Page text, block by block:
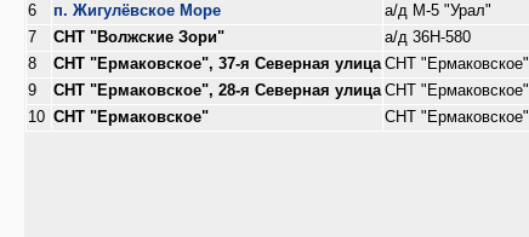
6
п. Жигулёвское Море
а/д М-5 "Урал"
7
СНТ "Волжские Зори"
а/д 36Н-580
8
СНТ "Ермаковское", 37-я Северная улица СНТ "Ермаковское"
9
СНТ "Ермаковское", 28-я Северная улица СНТ "Ермаковское"
10 СНТ "Ермаковское" СНТ "Ермаковское"